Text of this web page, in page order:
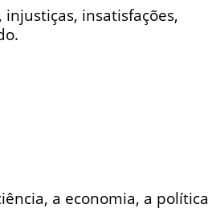
insatisfações,
a economia, a política